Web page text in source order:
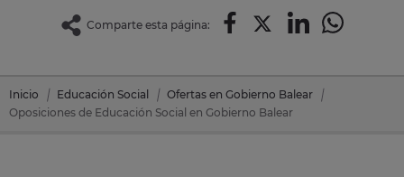
Comparte esta página:
Inicio Educación Social
Ofertas en Gobierno Balear
Oposiciones de Educación Social en Gobierno Balear